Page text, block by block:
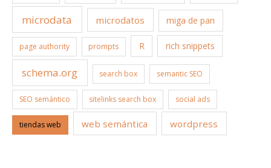
microdata microdatos miga de pan
page authority prompts R rich snippets
schema.org search box semantic SEO
SEO semántico sitelinks search box social ads
tiendas web web semántica wordpress